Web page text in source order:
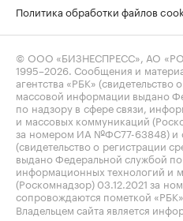
Политика обработки файлов
© ООО «БИЗНЕСПРЕСС», АО
1995–2026 . Сообщения и
агентства «РБК» (свидетельство
массовой информации выдано
по надзору в сфере связи,
и массовых коммуникаций
за номером ИА №ФС77-63848) и
(свидетельство о регистрации
выдано Федеральной службой по
информационных технологий и
(Роскомнадзор) 03.12.2021 за
сопровождаются пометкой «РБК».
Владельцем сайта является